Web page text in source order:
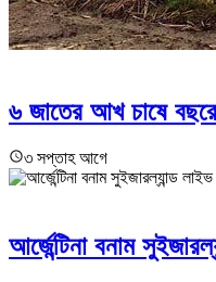
৬ জাতের আখ চাষে
৩ সপ্তাহ আগে
আর্জেন্টিনা বনাম